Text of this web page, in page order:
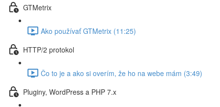
GTMetrix
Ako používať GTMetrix (11:25)
HTTP/2 protokol
Čo to je a ako si overím, že ho na webe mám (3:49)
Pluginy, WordPress a PHP 7.x